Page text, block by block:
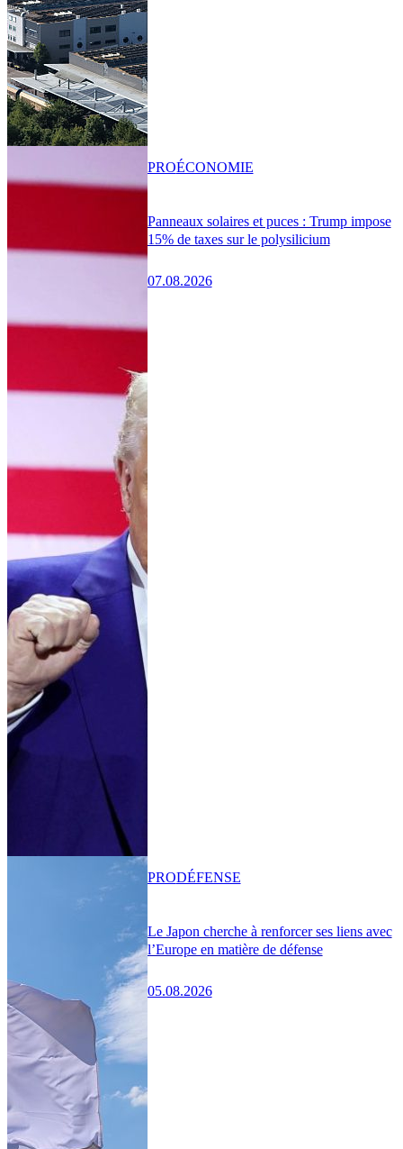
Panneaux solaires et puces : Trump impose
15% de taxes sur le polysilicium
07.08.2026
PROÉCONOMIE
Le Japon cherche à renforcer ses liens avec
l’Europe en matière de défense
05.08.2026
PRODÉFENSE